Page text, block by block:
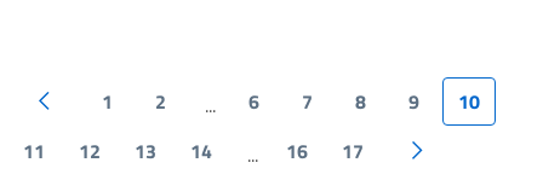
1 2 ... 6 7 8 9
10
11
12 13 14 ... 16 17